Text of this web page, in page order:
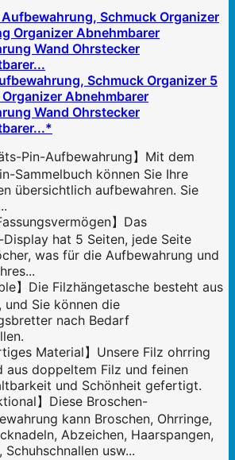
Schmuck Organizer 5
Abnehmbarer
Wand Ohrstecker
Pin-Aufbewahrung】Mit dem
Sammelbuch können Sie Ihre
übersichtlich aufbewahren. Sie
】Das
hat 5 Seiten, jede Seite
was für die Aufbewahrung und
】Die Filzhängetasche besteht aus
Sie können die
nach Bedarf
Material】Unsere Filz ohrring
aus doppeltem Filz und feinen
und Schönheit gefertigt.
】Diese Broschen-
kann Broschen, Ohrringe,
Abzeichen, Haarspangen,
Schuhschnallen usw...